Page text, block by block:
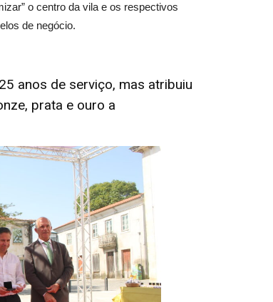
o centro da vila e os respectivos
de negócio.
anos de serviço, mas atribuiu
prata e ouro a